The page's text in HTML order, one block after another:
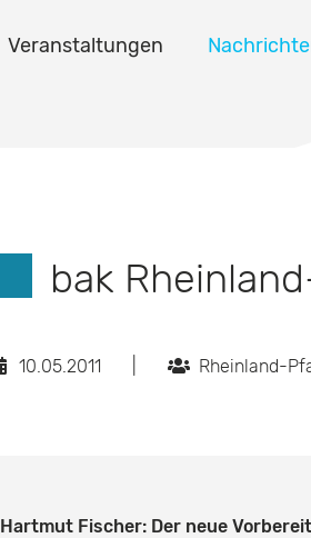
Veranstaltungen
bak
10.05.2011 Rheinland-
Hartmut Fischer: Der neue